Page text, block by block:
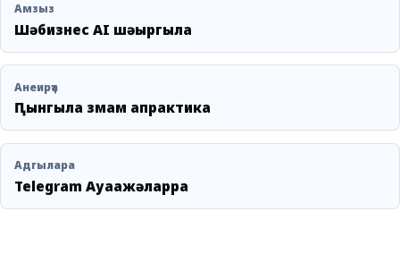
Амзыз
Шәбизнес AI шәыргыла
Анеирҭа
Ԥынгыла змам апрактика
Адгылара
Telegram Ауаажәларра